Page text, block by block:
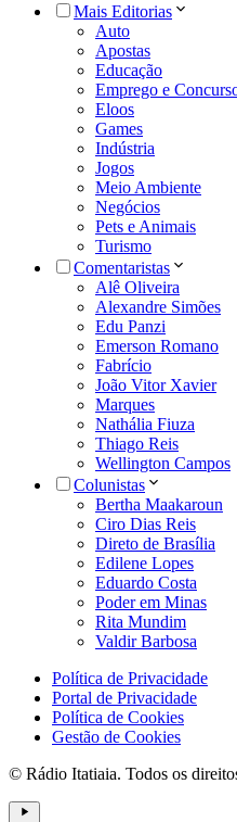
Mais Editorias
Auto
Apostas
Educação
Emprego e
Eloos
Games
Indústria
Jogos
Meio Ambiente
Negócios
Pets e Animais
Turismo
Comentaristas
Alê Oliveira
Alexandre Simões
Edu Panzi
Emerson Romano
Fabrício
João Vitor Xavier
Marques
Nathália Fiuza
Thiago Reis
Wellington Campos
Colunistas
Bertha Maakaroun
Ciro Dias Reis
Direto de Brasília
Edilene Lopes
Eduardo Costa
Poder em Minas
Rita Mundim
Valdir Barbosa
Política de Privacidade
Portal de Privacidade
Política de Cookies
Gestão de Cookies
© Rádio Itatiaia. Todos os